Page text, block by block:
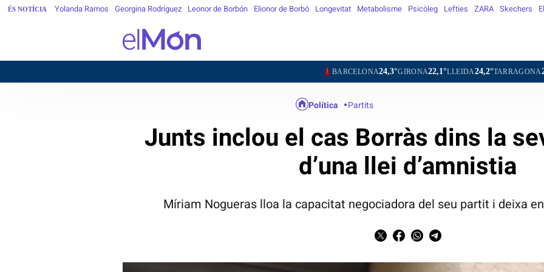
ÉS NOTÍCIA Yolanda Ramos Georgina Rodríguez Leonor de Borbón Elionor de Borbó Longevitat Metabolisme Psicòleg Lefties ZARA Skechers
24,3°GIRONA22,1°LLEIDA24,2°TARRAGONA25,8°TORTOSA
Política Partits
Junts inclou el cas Borràs dins la
d’una llei d’amnistia
Míriam Nogueras lloa la capacitat negociadora del seu partit i deixa